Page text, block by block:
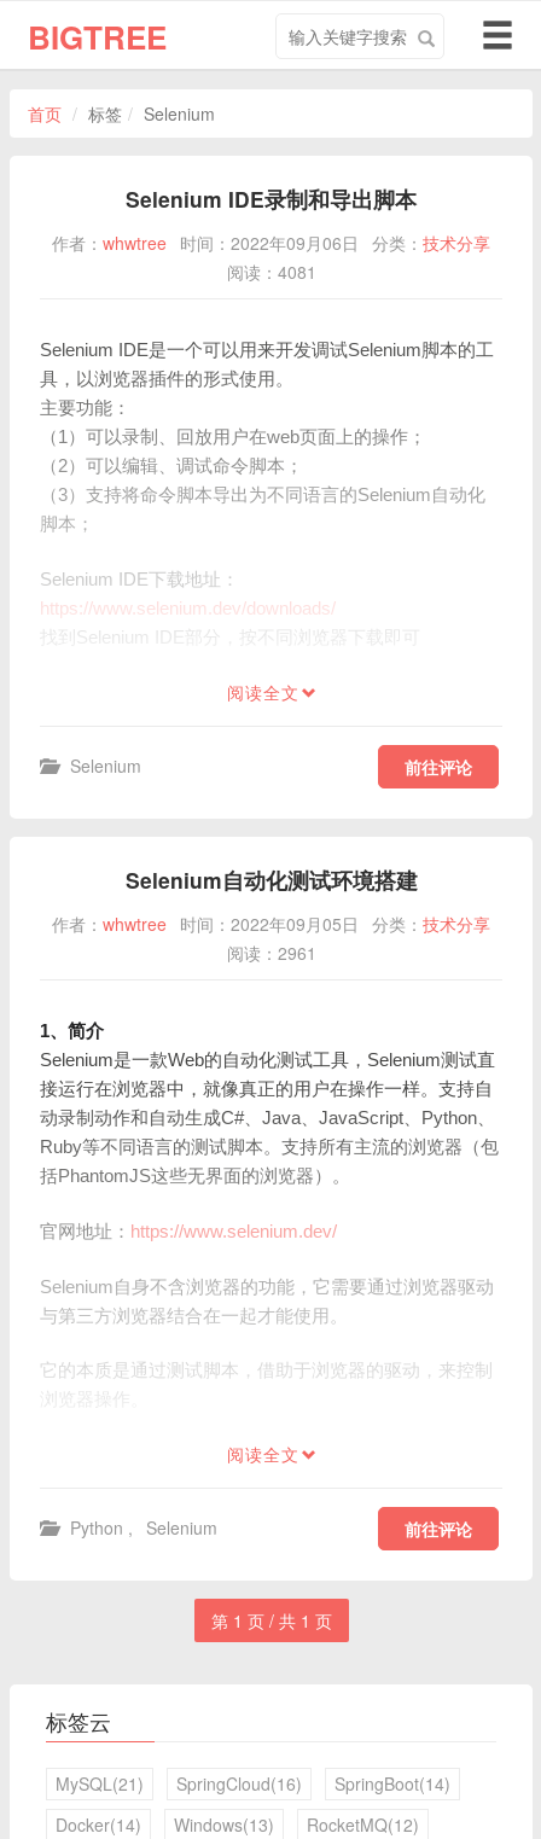
BIGTREE
关
导
航
切
首页 标签 Selenium
Selenium IDE录制和导出脚本
作者： whwtree 时间：2022年09月06日 分类： 技术分享
阅读：4081
Selenium IDE是一个可以用来开发调试Selenium脚本的工
具，以浏览器插件的形式使用。
主要功能：
（1）可以录制、回放用户在web页面上的操作；
（2）可以编辑、调试命令脚本；
（3）支持将命令脚本导出为不同语言的Selenium自动化
脚本；
Selenium IDE下载地址：
https://www.selenium.dev/downloads/
找到Selenium IDE部分，按不同浏览器下载即可
阅读全文
Selenium 前往评论
Selenium自动化测试环境搭建
作者： whwtree 时间：2022年09月05日 分类： 技术分享
阅读：2961
1、简介
Selenium是一款Web的自动化测试工具，Selenium测试直
接运行在浏览器中，就像真正的用户在操作一样。支持自
动录制动作和自动生成C#、Java、JavaScript、Python、
Ruby等不同语言的测试脚本。支持所有主流的浏览器（包
括PhantomJS这些无界面的浏览器）。
官网地址： https://www.selenium.dev/
Selenium自身不含浏览器的功能，它需要通过浏览器驱动
与第三方浏览器结合在一起才能使用。
它的本质是通过测试脚本，借助于浏览器的驱动，来控制
浏览器操作。
阅读全文
Python , Selenium 前往评论
第 1 页 / 共 1 页
标签云
MySQL(21) SpringCloud(16)
SpringBoot(14)
Docker(14)
Windows(13)
RocketMQ(12)